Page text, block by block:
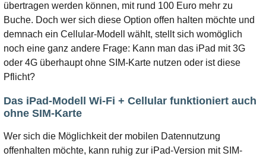
übertragen werden können, mit rund 100 Euro mehr zu
Buche. Doch wer sich diese Option offen halten möchte und
demnach ein Cellular-Modell wählt, stellt sich womöglich
noch eine ganz andere Frage: Kann man das iPad mit 3G
oder 4G überhaupt ohne SIM-Karte nutzen oder ist diese
Pflicht?
Das iPad-Modell Wi-Fi + Cellular funktioniert auch
ohne SIM-Karte
Wer sich die Möglichkeit der mobilen Datennutzung
offenhalten möchte, kann ruhig zur iPad-Version mit SIM-